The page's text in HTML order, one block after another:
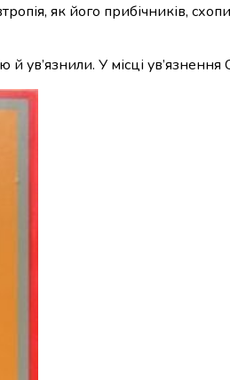
як його прибічників,
ув’язнили. У місці ув’язнення